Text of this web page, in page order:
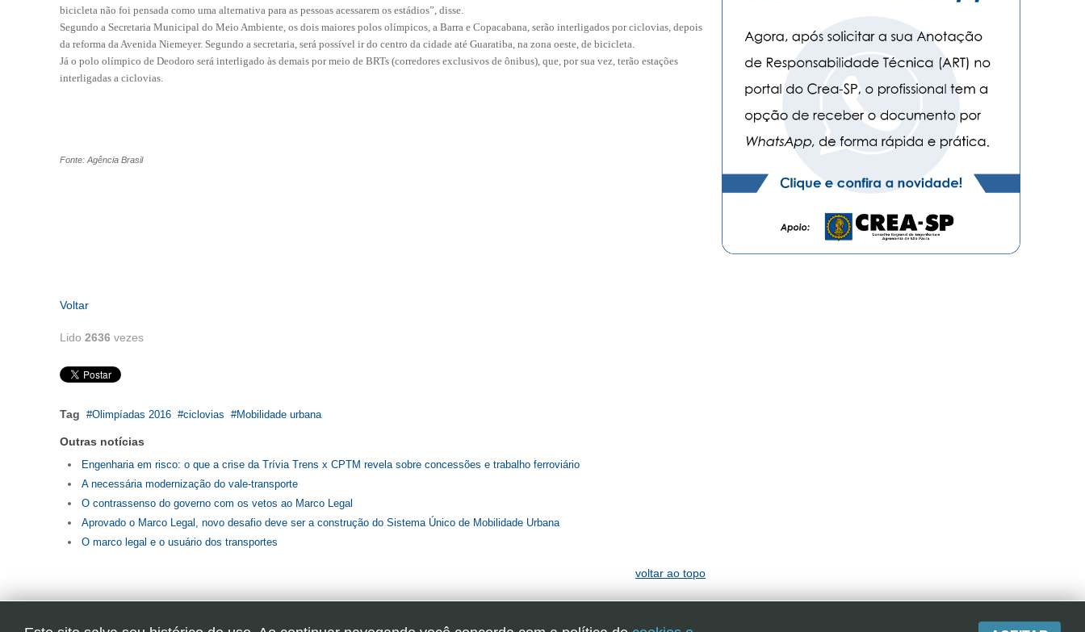
bicicleta não foi pensada como uma alternativa para as pessoas acessarem os estádios”, disse.
Segundo a Secretaria Municipal do Meio Ambiente, os dois maiores polos olímpicos, a Barra e Copacabana, serão interligados por ciclovias, depois
da reforma da Avenida Niemeyer. Segundo a secretaria, será possível ir do centro da cidade até Guaratiba, na zona oeste, de bicicleta.
Já o polo olímpico de Deodoro será interligado às demais por meio de BRTs (corredores exclusivos de ônibus), que, por sua vez, terão estações
interligadas a ciclovias.
Fonte: Agência Brasil
Voltar
Lido 2636 vezes
Tag Olimpíadas 2016 ciclovias Mobilidade urbana
Outras notícias
Engenharia em risco: o que a crise da Trívia Trens x CPTM revela sobre concessões e trabalho ferroviário
A necessária modernização do vale-transporte
O contrassenso do governo com os vetos ao Marco Legal
Aprovado o Marco Legal, novo desafio deve ser a construção do Sistema Único de Mobilidade Urbana
O marco legal e o usuário dos transportes
voltar ao topo